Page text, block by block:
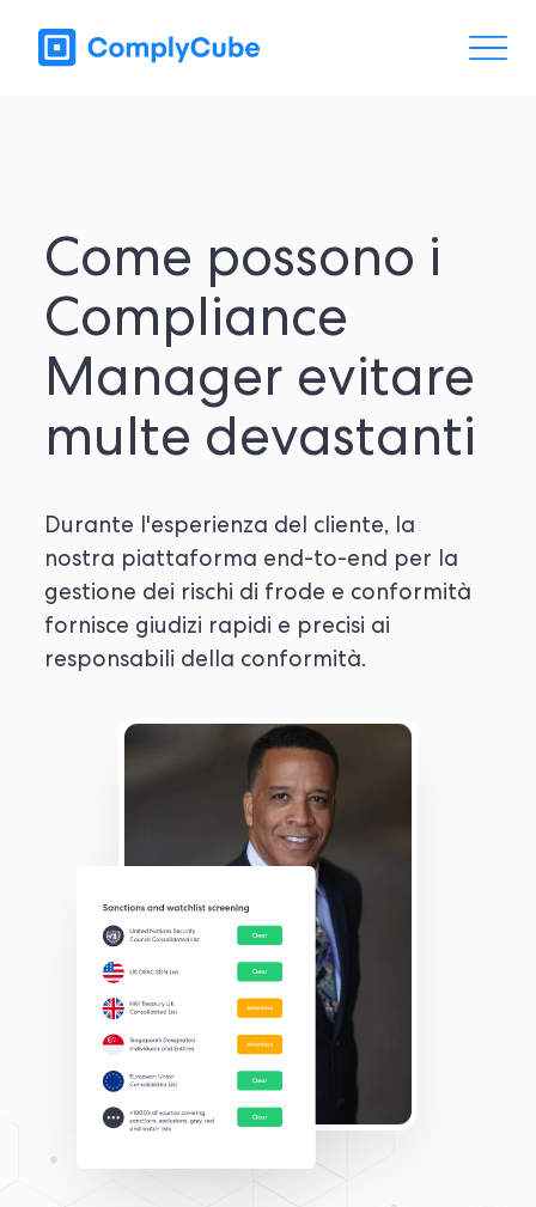
Come possono i
Compliance
Manager evitare
multe devastanti
Durante l'esperienza del cliente, la
nostra piattaforma end-to-end per la
gestione dei rischi di frode e conformità
fornisce giudizi rapidi e precisi ai
responsabili della conformità.